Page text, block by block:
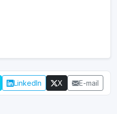
LinkedIn X E-mail